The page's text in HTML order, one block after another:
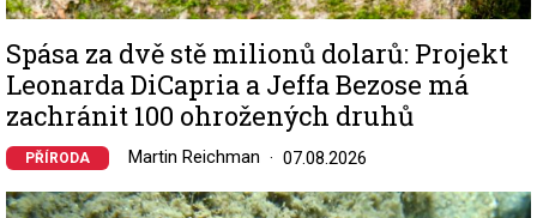
Spása za dvě stě milionů dolarů: Projekt
Leonarda DiCapria a Jeffa Bezose má
zachránit 100 ohrožených druhů
PŘÍRODA Martin Reichman 07.08.2026
Image